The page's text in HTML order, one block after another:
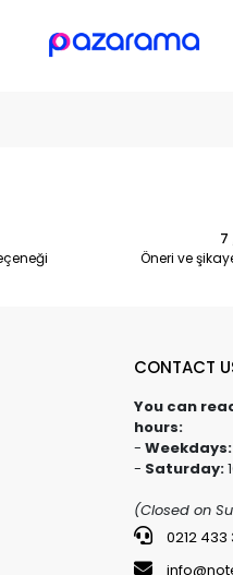
7
Öneri ve
CONTACT
You can
hours:
- Weekdays:
- Saturday:
(Closed on
0212 433